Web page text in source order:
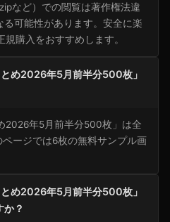
など）での閲覧は著作権法違
可能性があります。安全に楽
購入をおすすめします。
め2026年5月前半分500枚」
2026年5月前半分500枚」は全
ージでは6枚の無料サンプル画
め2026年5月前半分500枚」
か？